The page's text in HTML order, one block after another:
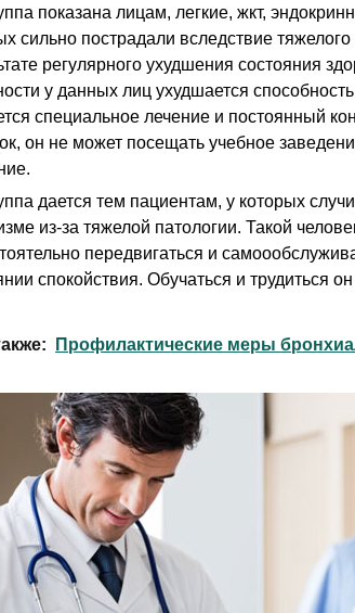
показана лицам, легкие, жкт,
сильно пострадали вследствие
регулярного ухудшения состояния
у данных лиц ухудшается
специальное лечение и постоянный
он не может посещать учебное
дается тем пациентам, у которых
из-за тяжелой патологии. Такой
передвигаться и
спокойствия. Обучаться и трудиться
Профилактические меры